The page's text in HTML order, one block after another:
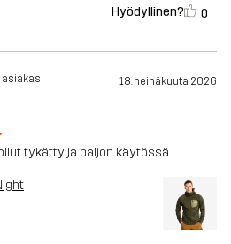
Hyödyllinen? 0
18. heinäkuuta 2026
tykätty ja paljon käytössä.